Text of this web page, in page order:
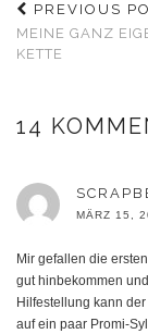
PREVIOUS
MEINE GANZ
KETTE
14
MÄRZ 15,
Mir gefallen die
gut hinbekommen
Hilfestellung kann
auf ein paar Promi-